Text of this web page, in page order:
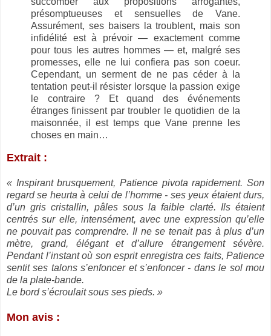
présomptueuses et sensuelles de Vane.
Assurément, ses baisers la troublent, mais son
infidélité est à prévoir — exactement comme
pour tous les autres hommes — et, malgré ses
promesses, elle ne lui confiera pas son coeur.
Cependant, un serment de ne pas céder à la
tentation peut-il résister lorsque la passion exige
le contraire ? Et quand des événements
étranges finissent par troubler le quotidien de la
maisonnée, il est temps que Vane prenne les
choses en main…
Extrait :
« Inspirant brusquement, Patience pivota rapidement. Son
regard se heurta à celui de l’homme - ses yeux étaient durs,
d’un gris cristallin, pâles sous la faible clarté. Ils étaient
centrés sur elle, intensément, avec une expression qu’elle
ne pouvait pas comprendre. Il ne se tenait pas à plus d’un
mètre, grand, élégant et d’allure étrangement sévère.
Pendant l’instant où son esprit enregistra ces faits, Patience
sentit ses talons s’enfoncer et s’enfoncer - dans le sol mou
de la plate-bande.
Le bord s’écroulait sous ses pieds. »
Mon avis :